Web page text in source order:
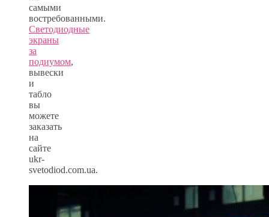
самыми
востребованными.
Светодиодные
экраны
за
подиумом,
вывески
и
табло
вы
можете
заказать
на
сайте
ukr-
svetodiod.com.ua.